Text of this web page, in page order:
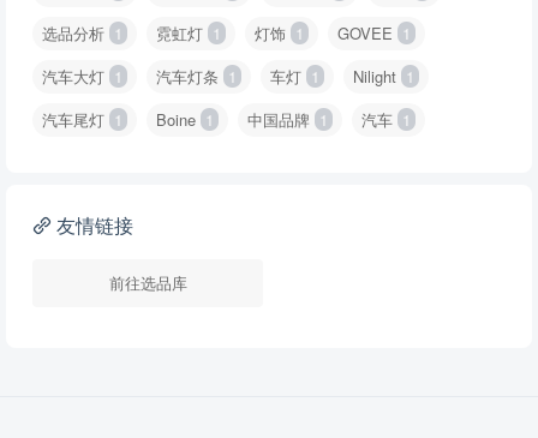
选品分析 1 霓虹灯 1 灯饰 1 GOVEE 1
汽车大灯 1 汽车灯条 1 车灯 1 Nilight 1
汽车尾灯 1 Boine 1 中国品牌 1 汽车 1
友情链接
前往选品库